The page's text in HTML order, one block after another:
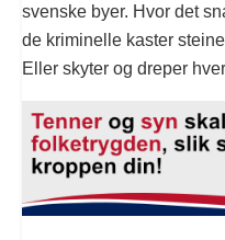
svenske byer. Hvor det
de kriminelle kaster
Eller skyter og dreper